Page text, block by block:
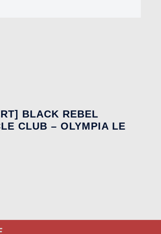
BLACK REBEL
CLUB – OLYMPIA LE